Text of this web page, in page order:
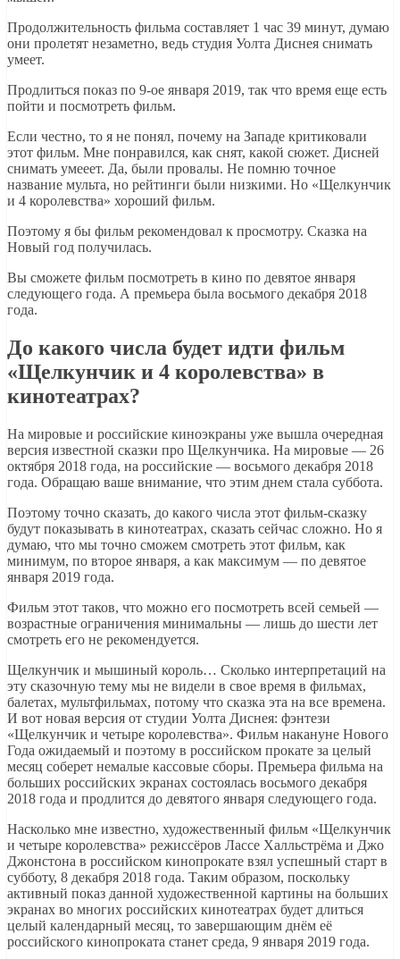
Продолжительность фильма составляет 1 час 39 минут, думаю
они пролетят незаметно, ведь студия Уолта Диснея снимать
умеет.
Продлиться показ по 9-ое января 2019, так что время еще есть
пойти и посмотреть фильм.
Если честно, то я не понял, почему на Западе критиковали
этот фильм. Мне понравился, как снят, какой сюжет. Дисней
снимать умееет. Да, были провалы. Не помню точное
название мульта, но рейтинги были низкими. Но «Щелкунчик
и 4 королевства» хороший фильм.
Поэтому я бы фильм рекомендовал к просмотру. Сказка на
Новый год получилась.
Вы сможете фильм посмотреть в кино по девятое января
следующего года. А премьера была восьмого декабря 2018
года.
До какого числа будет идти фильм
«Щелкунчик и 4 королевства» в
кинотеатрах?
На мировые и российские киноэкраны уже вышла очередная
версия известной сказки про Щелкунчика. На мировые — 26
октября 2018 года, на российские — восьмого декабря 2018
года. Обращаю ваше внимание, что этим днем стала суббота.
Поэтому точно сказать, до какого числа этот фильм-сказку
будут показывать в кинотеатрах, сказать сейчас сложно. Но я
думаю, что мы точно сможем смотреть этот фильм, как
минимум, по второе января, а как максимум — по девятое
января 2019 года.
Фильм этот таков, что можно его посмотреть всей семьей —
возрастные ограничения минимальны — лишь до шести лет
смотреть его не рекомендуется.
Щелкунчик и мышиный король… Сколько интерпретаций на
эту сказочную тему мы не видели в свое время в фильмах,
балетах, мультфильмах, потому что сказка эта на все времена.
И вот новая версия от студии Уолта Диснея: фэнтези
«Щелкунчик и четыре королевства». Фильм накануне Нового
Года ожидаемый и поэтому в российском прокате за целый
месяц соберет немалые кассовые сборы. Премьера фильма на
больших российских экранах состоялась восьмого декабря
2018 года и продлится до девятого января следующего года.
Насколько мне известно, художественный фильм «Щелкунчик
и четыре королевства» режиссёров Лассе Халльстрёма и Джо
Джонстона в российском кинопрокате взял успешный старт в
субботу, 8 декабря 2018 года. Таким образом, поскольку
активный показ данной художественной картины на больших
экранах во многих российских кинотеатрах будет длиться
целый календарный месяц, то завершающим днём её
российского кинопроката станет среда, 9 января 2019 года.